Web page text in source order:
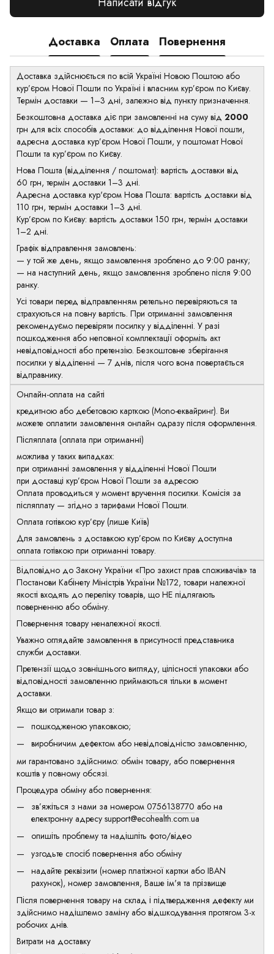
Доставка Оплата Повернення
Доставка здійснюється по всій Україні Новою Поштою або
кур’єром Нової Пошти по Україні і власним кур’єром по Києву.
Термін доставки — 1–3 дні, залежно від пункту призначення.
Безкоштовна доставка діє при замовленні на суму від 2000
грн для всіх способів доставки: до відділення Нової пошти,
адресна доставка кур’єром Нової Пошти, у поштомат Нової
Пошти та кур’єром по Києву.
Нова Пошта (відділення / поштомат): вартість доставки від
60 грн, термін доставки 1–3 дні.
Адресна доставка кур'єром Нова Пошта: вартість доставки від
110 грн, термін доставки 1–3 дні.
Кур’єром по Києву: вартість доставки 150 грн, термін доставки
1–2 дні.
Графік відправлення замовлень:
— у той же день, якщо замовлення зроблено до 9:00 ранку;
— на наступний день, якщо замовлення зроблено після 9:00
ранку.
Усі товари перед відправленням ретельно перевіряються та
страхуються на повну вартість. При отриманні замовлення
рекомендуємо перевіряти посилку у відділенні. У разі
пошкодження або неповної комплектації оформіть акт
невідповідності або претензію. Безкоштовне зберігання
посилки у відділенні — 7 днів, після чого вона повертається
відправнику.
Онлайн-оплата на сайті
кредитною або дебетовою карткою (Mono-еквайринг). Ви
можете оплатити замовлення онлайн одразу після оформлення.
Післяплата (оплата при отриманні)
можлива у таких випадках:
при отриманні замовлення у відділенні Нової Пошти
при доставці кур’єром Нової Пошти за адресою
Оплата проводиться у момент вручення посилки. Комісія за
післяплату — згідно з тарифами Нової Пошти.
Оплата готівкою кур’єру (лише Київ)
Для замовлень з доставкою кур’єром по Києву доступна
оплата готівкою при отриманні товару.
Відповідно до Закону України «Про захист прав споживачів» та
Постанови Кабінету Міністрів України №172, товари належної
якості входять до переліку товарів, що НЕ підлягають
поверненню або обміну.
Повернення товару неналежної якості.
Уважно оглядайте замовлення в присутності представника
служби доставки.
Претензії щодо зовнішнього вигляду, цілісності упаковки або
відповідності замовленню приймаються тільки в момент
доставки.
Якщо ви отримали товар з:
пошкодженою упаковкою;
виробничим дефектом або невідповідністю замовленню,
ми гарантовано здійснимо: обмін товару, або повернення
коштів у повному обсязі.
Процедура обміну або повернення:
зв’яжіться з нами за номером 0756138770 або на
електронну адресу support@ecohealth.com.ua
опишіть проблему та надішліть фото/відео
узгодьте спосіб повернення або обміну
надайте реквізити (номер платіжної картки або IBAN
рахунок), номер замовлення, Ваше ім'я та прізвище
Після повернення товару на склад і підтвердження дефекту ми
здійснимо надішлемо заміну або відшкодування протягом 3-х
робочих днів.
Витрати на доставку